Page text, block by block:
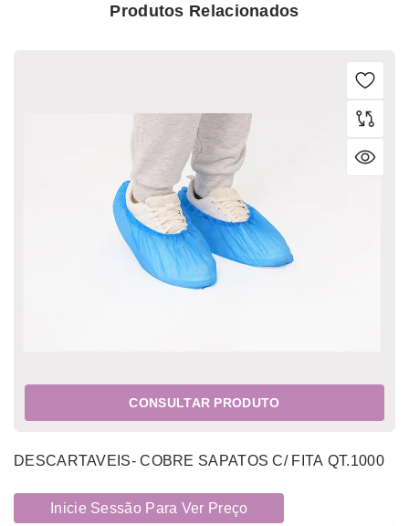
Produtos Relacionados
CONSULTAR PRODUTO
DESCARTAVEIS- COBRE SAPATOS C/ FITA QT.1000
Inicie Sessão Para Ver Preço